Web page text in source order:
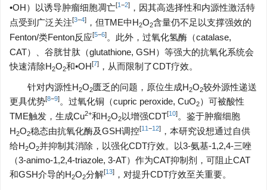
•OH）以诱导肿瘤细胞凋亡[1 −2] ，因其高选择性和内源性激活特
点受到广泛关注[3−4] ，但TME中H2O2含量仍不足以支撑强效的
Fenton/类Fenton反应[5−6] 。此外，过氧化氢酶（catalase,
CAT）、谷胱甘肽（glutathione, GSH）等强大的抗氧化系统会
快速清除H2O2和•OH[7] ，从而限制了CDT疗效。
针对内源性H2O2匮乏的问题，原位生成H2O2较外源性递送
更具优势[8−9] 。过氧化铜（cupric peroxide, CuO2）可被酸性
TME触发，生成Cu2+和H2O2以增强CDT[10] 。鉴于肿瘤细胞
H2O2稳态由抗氧化酶及GSH调控[11 −12] ，本研究设想通过自供
给H2O2并抑制其消除，以强化CDT疗效。以3-氨基-1,2,4-三唑
（3-animo-1,2,4-triazole, 3-AT）作为CAT抑制剂，可阻止CAT
和GSH介导的H2O2分解[13] ，对提升CDT疗效至关重要。